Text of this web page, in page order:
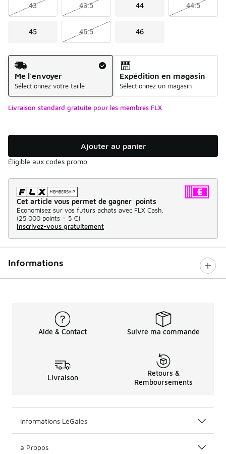
43 43.5 44 44.5
45 45.5 46
Mode d'expédition
Me l'envoyer
Sélectionnez votre taille
Expédition en magasin
Sélectionnez un magasin
Livraison standard gratuite pour les membres FLX
Ajouter au panier
Éligible aux codes promo
Cet article vous permet de gagner points
Économisez sur vos futurs achats avec FLX Cash.
(25 000 points = 5 €)
Inscrivez-vous gratuitement
Informations
Aide & Contact Suivre ma commande
Livraison
Retours &
Remboursements
Informations LéGales
à Propos